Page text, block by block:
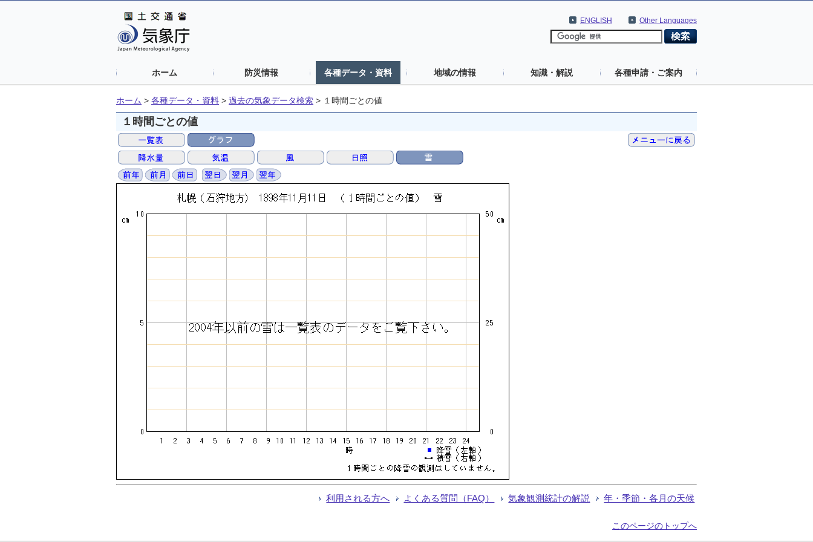
Other Languages
ENGLISH
ホーム 防災情報 各種データ・資料 地域の情報 知識・解説 各種申請・ご案内
ホーム > 各種データ・資料 > 過去の気象データ検索 > １時間ごとの値
１時間ごとの値
利用される方へ よくある質問（FAQ） 気象観測統計の解説 年・季節・各月の天候
このページのトップへ